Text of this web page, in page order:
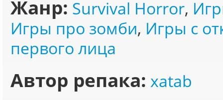
Жанр: Survival Horror,
Игры про зомби, Игры с
первого лица
Автор репака: xatab